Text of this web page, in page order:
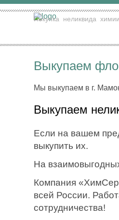
Покупка неликвида химии
Выкупаем
Мы выкупаем в г.
Выкупаем
Если на вашем
выкупить их.
На
Компания
всей России.
сотрудничества!